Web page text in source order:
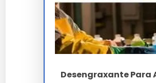
Quais São as
Disponíveis?
Disponibilizamos embalagens
Desengraxante Para